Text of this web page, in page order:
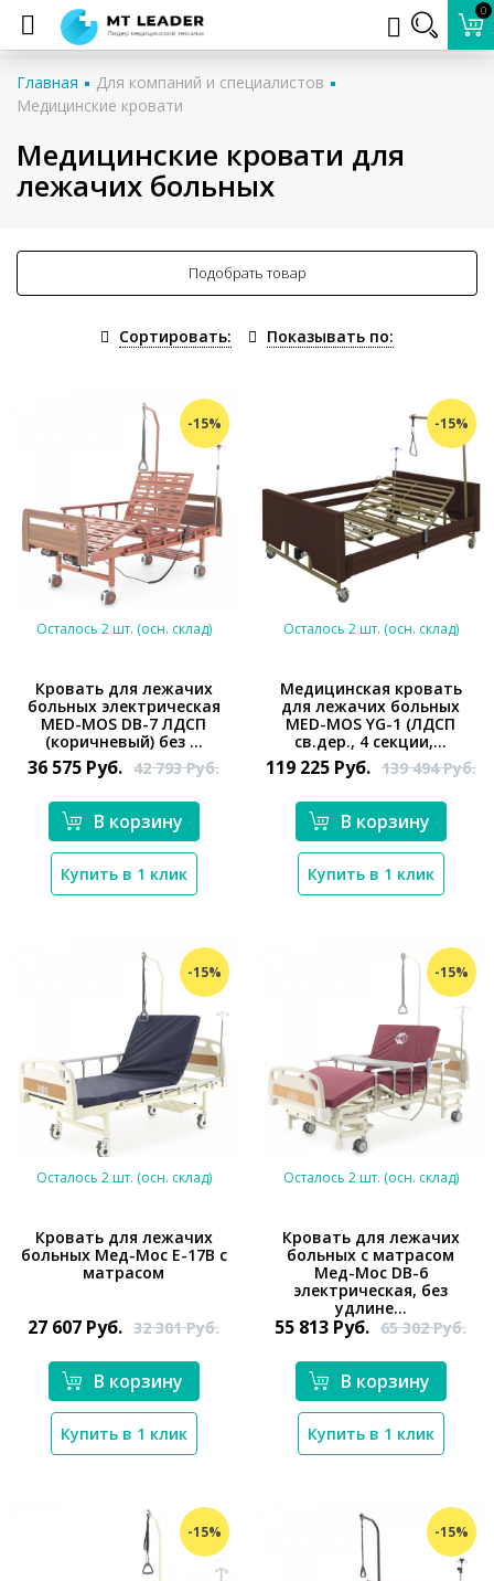
0
Главная
Для компаний и специалистов
Медицинские кровати
Медицинские кровати для
лежачих больных
Подобрать товар
Сортировать: Показывать по:
-15%
*}
Осталось 2 шт. (осн. склад)
Кровать для лежачих
больных электрическая
MED-MOS DB-7 ЛДСП
(коричневый) без ...
36 575 Руб. 42 793Руб.
В корзину
Купить в 1 клик
-15%
*}
Осталось 2 шт. (осн. склад)
Медицинская кровать
для лежачих больных
MED-MOS YG-1 (ЛДСП
св.дер., 4 секции,...
119 225 Руб. 139 494Руб.
В корзину
Купить в 1 клик
-15%
*}
Осталось 2 шт. (осн. склад)
Кровать для лежачих
больных Мед-Мос Е-17В с
матрасом
27 607 Руб. 32 301Руб.
В корзину
Купить в 1 клик
-15%
*}
Осталось 2 шт. (осн. склад)
Кровать для лежачих
больных с матрасом
Мед-Мос DB-6
электрическая, без
удлине...
55 813 Руб. 65 302Руб.
В корзину
Купить в 1 клик
-15% -15%